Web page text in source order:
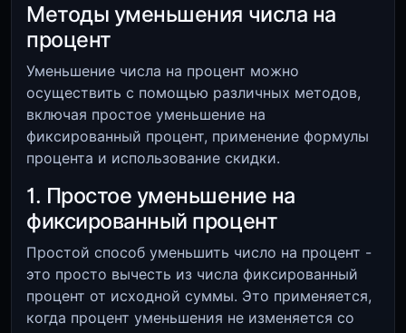
Методы уменьшения числа на
процент
Уменьшение числа на процент можно
осуществить с помощью различных методов,
включая простое уменьшение на
фиксированный процент, применение формулы
процента и использование скидки.
1. Простое уменьшение на
фиксированный процент
Простой способ уменьшить число на процент -
это просто вычесть из числа фиксированный
процент от исходной суммы. Это применяется,
когда процент уменьшения не изменяется со